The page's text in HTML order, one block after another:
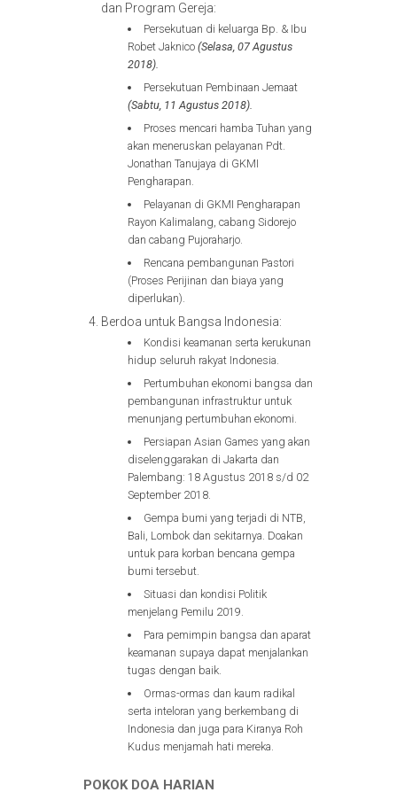
dan Program Gereja:
Persekutuan di keluarga Bp. & Ibu
Robet Jaknico (Selasa, 07 Agustus
2018).
Persekutuan Pembinaan Jemaat
(Sabtu, 11 Agustus 2018).
Proses mencari hamba Tuhan yang
akan meneruskan pelayanan Pdt.
Jonathan Tanujaya di GKMI
Pengharapan.
Pelayanan di GKMI Pengharapan
Rayon Kalimalang, cabang Sidorejo
dan cabang Pujoraharjo.
Rencana pembangunan Pastori
(Proses Perijinan dan biaya yang
diperlukan).
Berdoa untuk Bangsa Indonesia:
Kondisi keamanan serta kerukunan
hidup seluruh rakyat Indonesia.
Pertumbuhan ekonomi bangsa dan
pembangunan infrastruktur untuk
menunjang pertumbuhan ekonomi.
Persiapan Asian Games yang akan
diselenggarakan di Jakarta dan
Palembang: 18 Agustus 2018 s/d 02
September 2018.
Gempa bumi yang terjadi di NTB,
Bali, Lombok dan sekitarnya. Doakan
untuk para korban bencana gempa
bumi tersebut.
Situasi dan kondisi Politik
menjelang Pemilu 2019.
Para pemimpin bangsa dan aparat
keamanan supaya dapat menjalankan
tugas dengan baik.
Ormas-ormas dan kaum radikal
serta inteloran yang berkembang di
Indonesia dan juga para Kiranya Roh
Kudus menjamah hati mereka.
POKOK DOA HARIAN